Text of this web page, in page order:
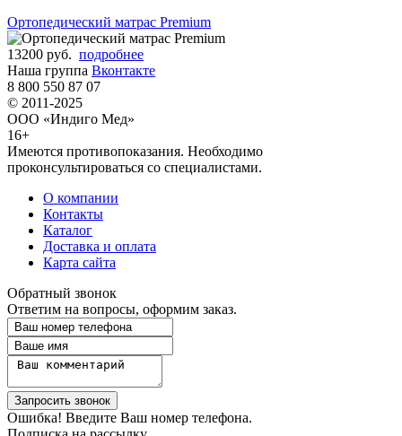
Ортопедический матрас Premium
13200 руб. подробнее
Наша группа Вконтакте
8 800 550 87 07
© 2011-2025
ООО «Индиго Мед»
16+
Имеются противопоказания. Необходимо
проконсультироваться со специалистами.
О компании
Контакты
Каталог
Доставка и оплата
Карта сайта
Обратный звонок
Ответим на вопросы, оформим заказ.
Ошибка! Введите Ваш номер телефона.